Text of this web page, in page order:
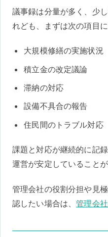
議事録は分量が多く、少
れども、まずは次の項目
大規模修繕の実施状況
積立金の改定議論
滞納の対応
設備不具合の報告
住民間のトラブル対応
課題と対応が継続的に記
運営が安定していることが
管理会社の役割分担や見
認したい場合は、管理会